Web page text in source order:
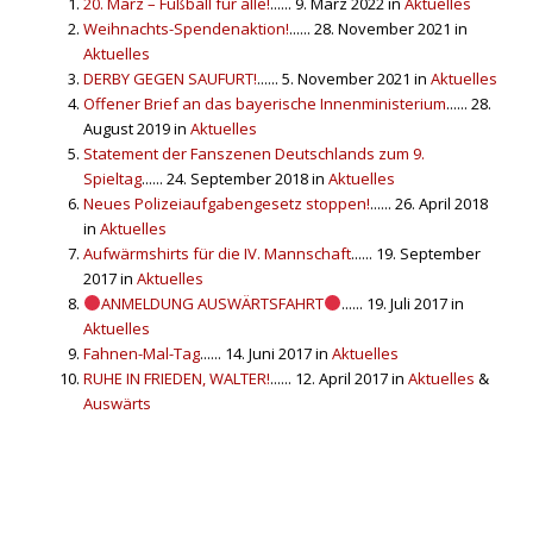
Weihnachts-Spendenaktion!...... 28. November 2021 in
Aktuelles
DERBY GEGEN SAUFURT!...... 5. November 2021 in Aktuelles
Offener Brief an das bayerische Innenministerium...... 28.
August 2019 in Aktuelles
Statement der Fanszenen Deutschlands zum 9.
Spieltag...... 24. September 2018 in Aktuelles
Neues Polizeiaufgabengesetz stoppen!...... 26. April 2018
in Aktuelles
Aufwärmshirts für die IV. Mannschaft...... 19. September
2017 in Aktuelles
ANMELDUNG AUSWÄRTSFAHRT
...... 19. Juli 2017 in
Aktuelles
Fahnen-Mal-Tag...... 14. Juni 2017 in Aktuelles
RUHE IN FRIEDEN, WALTER!...... 12. April 2017 in Aktuelles &
Auswärts